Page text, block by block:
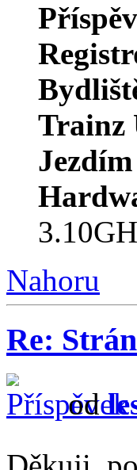
Trainz
Nahoru
Re:
od